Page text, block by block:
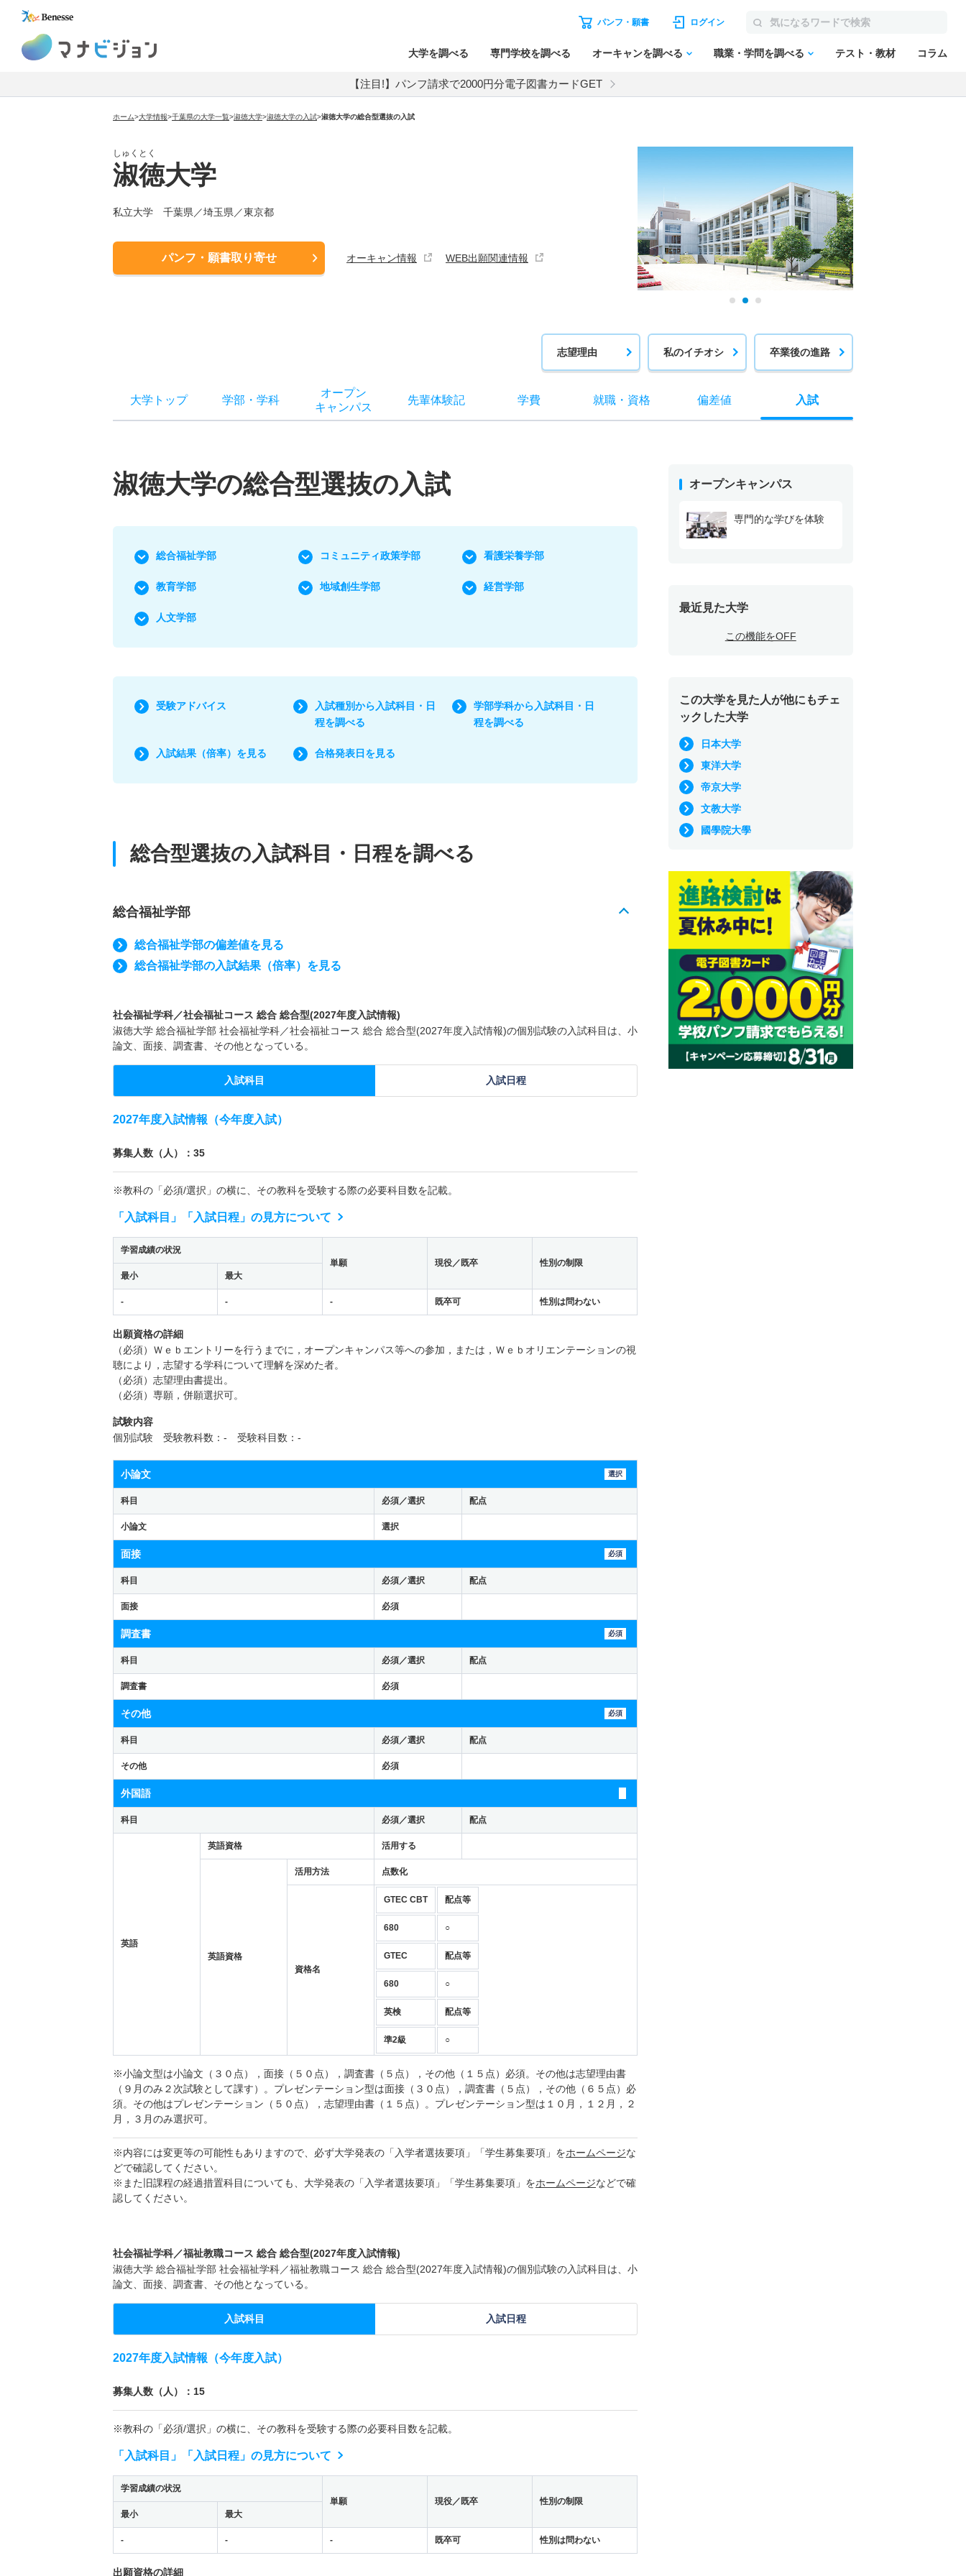
パンフ・願書 ログイン
大学を調べる 専門学校を調べる オーキャンを調べる 職業・学問を調べる テスト・教材 コラム
【注目!】パンフ請求で2000円分電子図書カードGET
ホーム>大学情報>千葉県の大学一覧>淑徳大学>淑徳大学の入試>淑徳大学の総合型選抜の入試
しゅくとく
淑徳大学
私立大学 千葉県／埼玉県／東京都
パンフ・願書取り寄せ オーキャン情報 WEB出願関連情報
志望理由 私のイチオシ 卒業後の進路
大学トップ 学部 ・ 学科
オープン
キャンパス
先輩体験記 学費 就職・ 資格 偏差値 入試
淑徳大学の総合型選抜の入試
総合福祉学部 コミュニティ政策学部 看護栄養学部
教育学部 地域創生学部 経営学部
人文学部
受験アドバイス
入試種別から入試科目・日
程を調べる
学部学科から入試科目・日
程を調べる
入試結果（倍率）を見る 合格発表日を見る
総合型選抜の入試科目・日程を調べる
総合福祉学部
総合福祉学部の偏差値を見る
総合福祉学部の入試結果（倍率）を見る
社会福祉学科／社会福祉コース 総合 総合型(2027年度入試情報)
淑徳大学 総合福祉学部 社会福祉学科／社会福祉コース 総合 総合型(2027年度入試情報)の個別試験の入試科目は、小
論文、面接、調査書、その他となっている。
入試科目 入試日程
2027年度入試情報（今年度入試）
募集人数（人）：35
※教科の「必須/選択」の横に、その教科を受験する際の必要科目数を記載。
「入試科目」「入試日程」の見方について
学習成績の状況
単願
現役／既卒
性別の制限
最小
最大
- - - 既卒可 性別は問わない
出願資格の詳細
（必須）Ｗｅｂエントリーを行うまでに，オープンキャンパス等への参加，または，Ｗｅｂオリエンテーションの視
聴により，志望する学科について理解を深めた者。
（必須）志望理由書提出。
（必須）専願，併願選択可。
試験内容
個別試験 受験教科数：- 受験科目数：-
小論文 選択
科目 必須／選択 配点
小論文 選択
面接 必須
科目 必須／選択 配点
面接 必須
調査書 必須
科目 必須／選択 配点
調査書 必須
その他 必須
科目 必須／選択 配点
その他 必須
外国語
科目 必須／選択 配点
英語
英語資格 活用する
英語資格
活用方法 点数化
資格名
GTEC CBT 配点等
680 ○
GTEC 配点等
680 ○
英検 配点等
準2級 ○
※小論文型は小論文（３０点），面接（５０点），調査書（５点），その他（１５点）必須。その他は志望理由書
（９月のみ２次試験として課す）。プレゼンテーション型は面接（３０点），調査書（５点），その他（６５点）必
須。その他はプレゼンテーション（５０点），志望理由書（１５点）。プレゼンテーション型は１０月，１２月，２
月，３月のみ選択可。
※内容には変更等の可能性もありますので、必ず大学発表の「入学者選抜要項」「学生募集要項」をホームページな
どで確認してください。
※また旧課程の経過措置科目についても、大学発表の「入学者選抜要項」「学生募集要項」をホームページなどで確
認してください。
社会福祉学科／福祉教職コース 総合 総合型(2027年度入試情報)
淑徳大学 総合福祉学部 社会福祉学科／福祉教職コース 総合 総合型(2027年度入試情報)の個別試験の入試科目は、小
論文、面接、調査書、その他となっている。
入試科目 入試日程
2027年度入試情報（今年度入試）
募集人数（人）：15
※教科の「必須/選択」の横に、その教科を受験する際の必要科目数を記載。
「入試科目」「入試日程」の見方について
学習成績の状況
単願
現役／既卒
性別の制限
最小
最大
- - - 既卒可 性別は問わない
出願資格の詳細
オープンキャンパス
専門的な学びを体験
最近見た大学
この機能をOFF
この大学を見た人が他にもチェ
ックした大学
日本大学
東洋大学
帝京大学
文教大学
國學院大學